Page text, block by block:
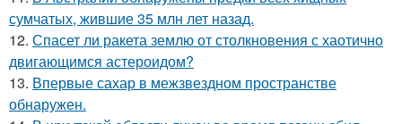
сумчатых, жившие 35 млн лет назад.
12. Спасет ли ракета землю от столкновения с хаотично
двигающимся астероидом?
13. Впервые сахар в межзвездном пространстве
обнаружен.